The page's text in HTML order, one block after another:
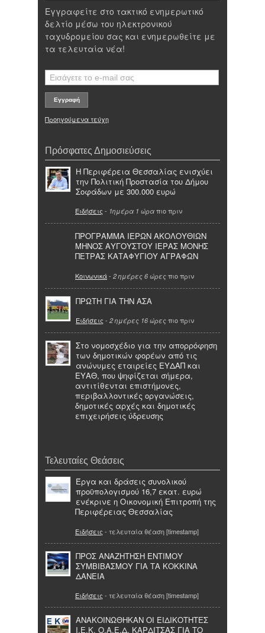
Εγγραφείτε στο τακτικό ενημερωτικό
δελτίο μέσω του ηλεκτρονικού
ταχυδρομείου σας και ενημερωθείτε με
τα τελευταία νέα!
Προηγούμενα τεύχη
Πρόσφατες Δημοσιεύσεις
Η Περιφέρεια Θεσσαλίας ενισχύει
την Πολιτική Προστασία του Δήμου
Σοφάδων με 300.000 ευρώ
Ειδήσεις - 1ημέρα 1 ώρα πιο πριν
ΠΡΟΓΡΑΜΜΑ ΙΕΡΩΝ ΑΚΟΛΟΥΘΙΩΝ
ΜΗΝΟΣ ΑΥΓΟΥΣΤΟΥ ΙΕΡΑΣ ΜΟΝΗΣ
ΠΕΤΡΑΣ ΚΑΤΑΦΥΓΙΟΥ ΑΓΡΑΦΩΝ
Κοινωνικά- 2 ημέρες 6 ώρες πιο πριν
ΠΡΩΤΗ ΓΙΑ ΤΗΝ ΑΣΑ
Ειδήσεις - 2 ημέρες 16 ώρες πιο πριν
Στο νομοσχέδιο για την απορρόφηση
των δημοτικών φορέων από τις
ανώνυμες εταιρείες ΕΥΔΑΠ και
ΕΥΑΘ, που ψηφίζεται σήμερα,
αντιτίθενται επιστήμονες,
περιβαλλοντικές οργανώσεις,
δημοτικές αρχές και δημοτικές
επιχειρήσεις ύδρευσης
Τελευταίες Θεάσεις
Έργα και δράσεις συνολικού
προϋπολογισμού 16,7 εκατ. ευρώ
ενέκρινε η Οικονομική Επιτροπή της
Περιφέρειας Θεσσαλίας
Ειδήσεις - τελευταία θέαση [timestamp]
ΠΡΟΣ ΑΝΑΖΗΤΗΣΗ ΕΝΤΙΜΟΥ
ΣΥΜΒΙΒΑΣΜΟΥ ΓΙΑ ΤΑ ΚΟΚΚΙΝΑ
ΔΑΝΕΙΑ
Ειδήσεις - τελευταία θέαση [timestamp]
ΑΝΑΚΟΙΝΩΘΗΚΑΝ ΟΙ ΕΙΔΙΚΟΤΗΤΕΣ
Ι.Ε.Κ. Ο.Α.Ε.Δ. ΚΑΡΔΙΤΣΑΣ ΓΙΑ ΤΟ